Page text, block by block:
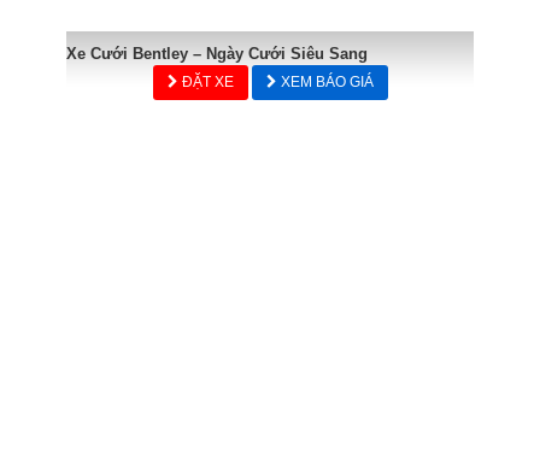
Xe Cưới Bentley – Ngày Cưới Siêu Sang
ĐẶT XE XEM BÁO GIÁ